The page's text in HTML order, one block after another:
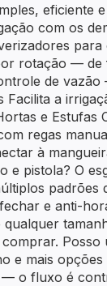
com os
rotação —
de
a
e Estufas
regas
à
e pistola? O
padrões
e anti-
e mais
o fluxo é